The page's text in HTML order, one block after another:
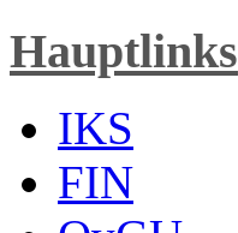
Hauptlinks
IKS
FIN